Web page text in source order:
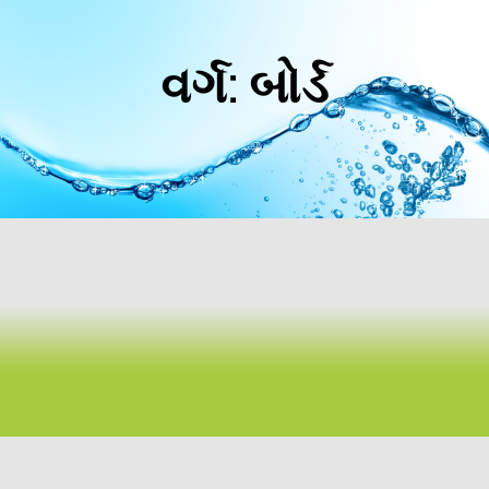
વર્ગ: બોર્ડ
એવું લાગે છે કે તમે જે શોધી રહ્યા છો તે અમે શોધી શકતા નથી.